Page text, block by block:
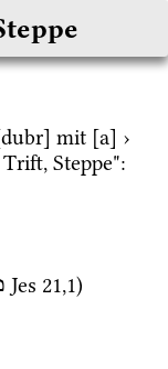
mit [a] ›
Jes 21,1)